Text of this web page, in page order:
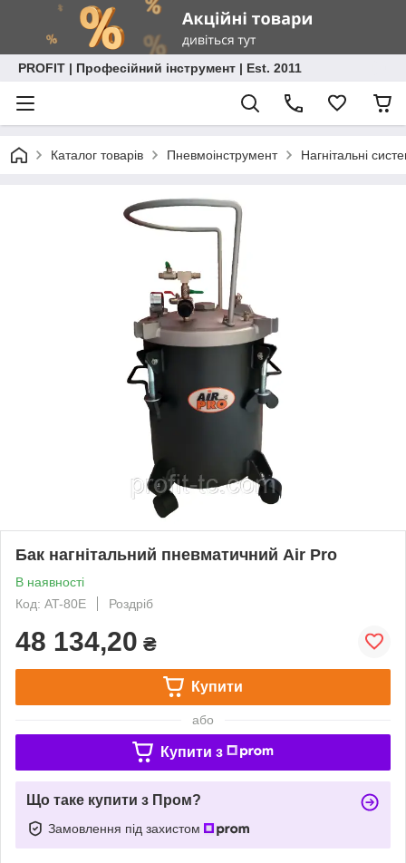
PROFIT | Професійний інструмент | Est. 2011
Каталог товарів Пневмоінструмент Нагнітальні
Бак нагнітальний пневматичний Air Pro
В наявності
Код: AT-80E
Роздріб
48 134,20 ₴
Купити
або
Купити з
Що таке купити з Пром?
Замовлення під захистом